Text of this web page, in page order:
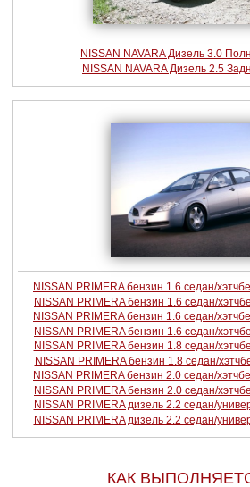
NISSAN NAVARA Дизель 3.0
NISSAN NAVARA Дизель 2.5
NISSAN PRIMERA бензин 1.6 седан/
NISSAN PRIMERA бензин 1.6 седан/
NISSAN PRIMERA бензин 1.6 седан/
NISSAN PRIMERA бензин 1.6 седан/
NISSAN PRIMERA бензин 1.8 седан/
NISSAN PRIMERA бензин 1.8 седан/
NISSAN PRIMERA бензин 2.0 седан/
NISSAN PRIMERA бензин 2.0 седан/
NISSAN PRIMERA дизель 2.2 седан/
NISSAN PRIMERA дизель 2.2 седан/
КАК